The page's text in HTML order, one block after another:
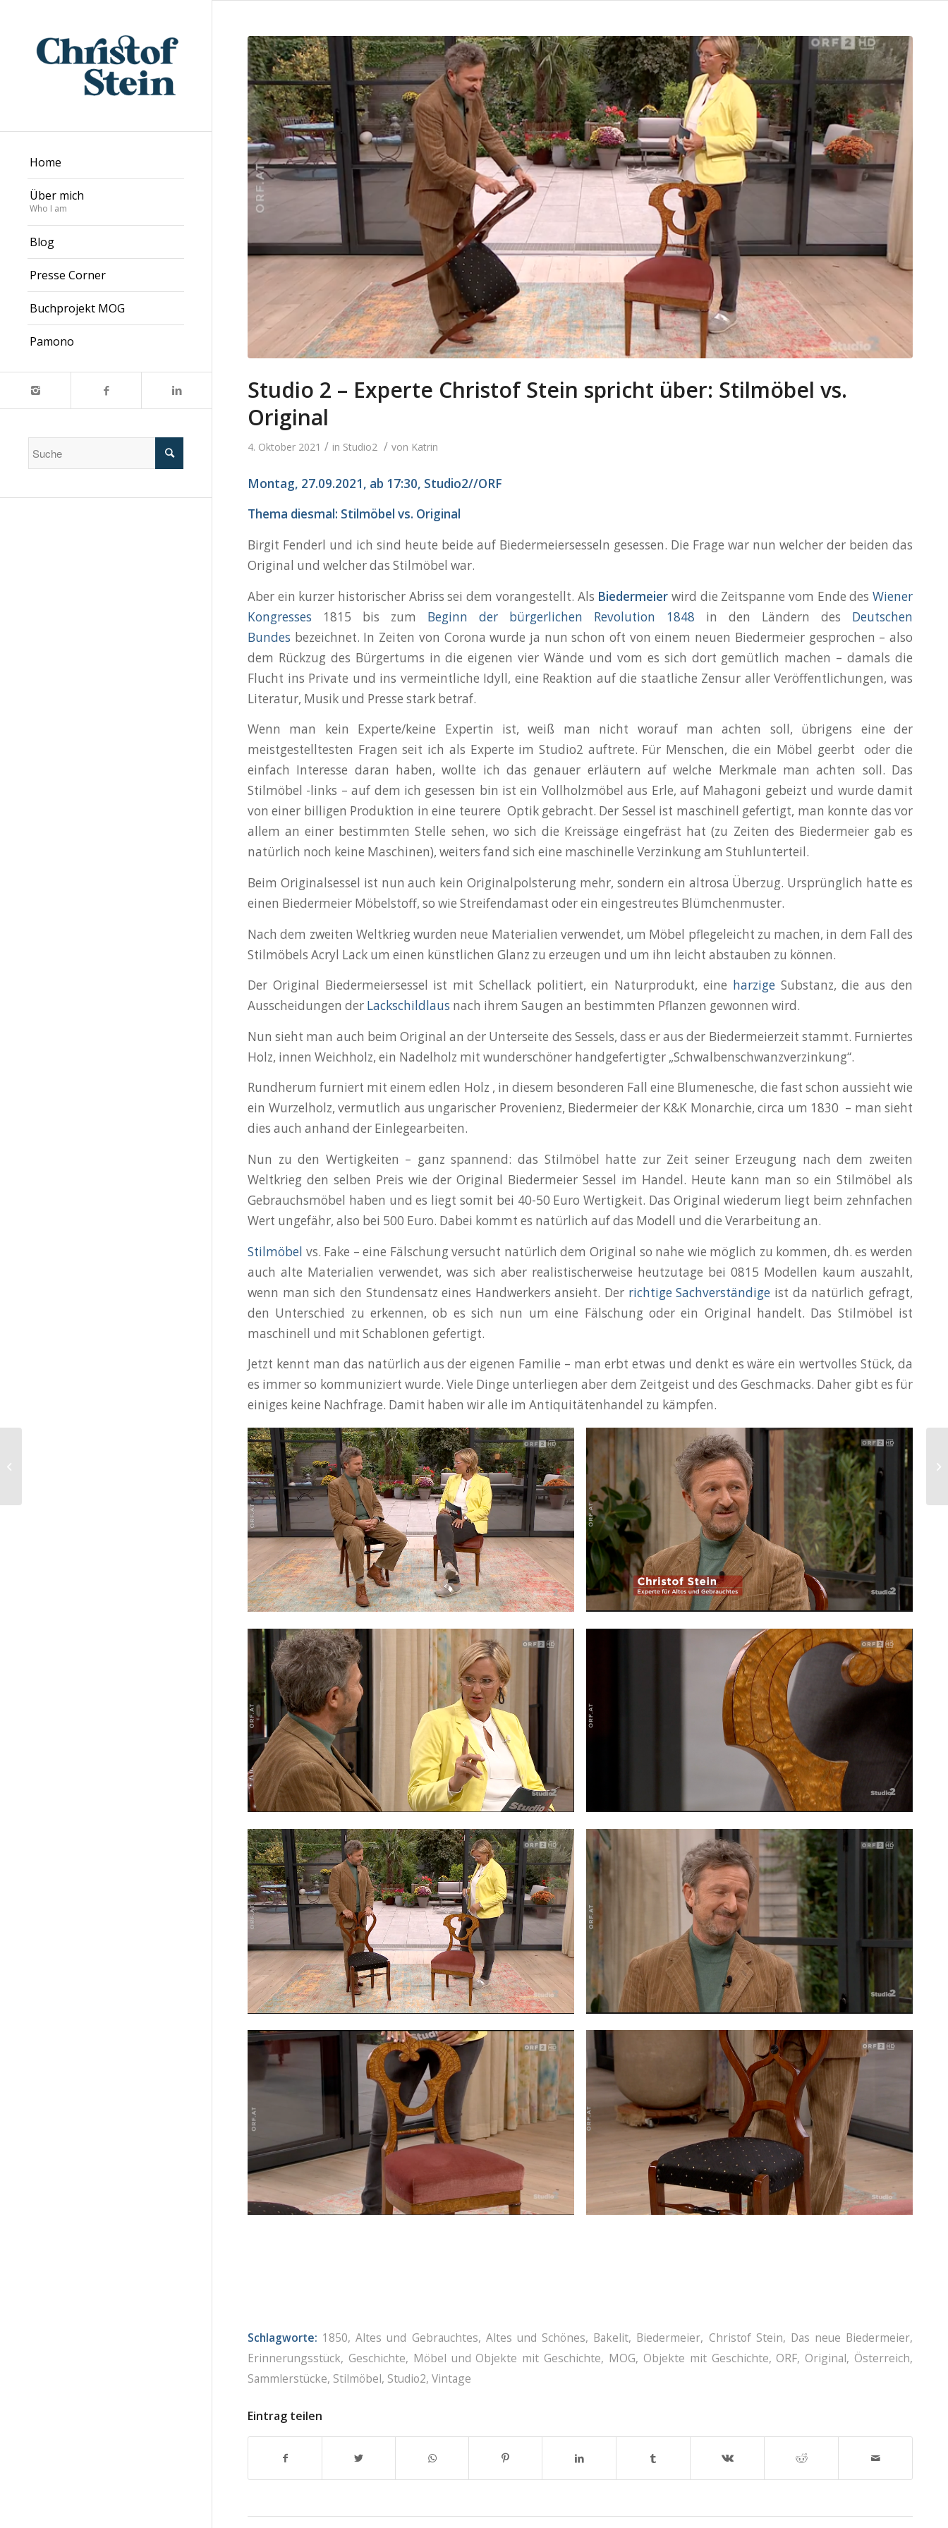
Home
Über mich
Who I am
Blog
Presse Corner
Buchprojekt MOG
Pamono
Studio 2 – Experte Christof Stein spricht über: Stilmöbel vs.
Original
4. Oktober 2021 / in Studio2 / von Katrin
Montag, 27.09.2021, ab 17:30, Studio2//ORF
Thema diesmal: Stilmöbel vs. Original
Birgit Fenderl und ich sind heute beide auf Biedermeiersesseln gesessen. Die Frage war nun welcher der beiden das
Original und welcher das Stilmöbel war.
Aber ein kurzer historischer Abriss sei dem vorangestellt. Als Biedermeier wird die Zeitspanne vom Ende des Wiener
Kongresses 1815 bis zum Beginn der bürgerlichen Revolution 1848 in den Ländern des Deutschen
Bundes bezeichnet. In Zeiten von Corona wurde ja nun schon oft von einem neuen Biedermeier gesprochen – also
dem Rückzug des Bürgertums in die eigenen vier Wände und vom es sich dort gemütlich machen – damals die
Flucht ins Private und ins vermeintliche Idyll, eine Reaktion auf die staatliche Zensur aller Veröffentlichungen, was
Literatur, Musik und Presse stark betraf.
Wenn man kein Experte/keine Expertin ist, weiß man nicht worauf man achten soll, übrigens eine der
meistgestelltesten Fragen seit ich als Experte im Studio2 auftrete. Für Menschen, die ein Möbel geerbt oder die
einfach Interesse daran haben, wollte ich das genauer erläutern auf welche Merkmale man achten soll. Das
Stilmöbel -links – auf dem ich gesessen bin ist ein Vollholzmöbel aus Erle, auf Mahagoni gebeizt und wurde damit
von einer billigen Produktion in eine teurere Optik gebracht. Der Sessel ist maschinell gefertigt, man konnte das vor
allem an einer bestimmten Stelle sehen, wo sich die Kreissäge eingefräst hat (zu Zeiten des Biedermeier gab es
natürlich noch keine Maschinen), weiters fand sich eine maschinelle Verzinkung am Stuhlunterteil.
Beim Originalsessel ist nun auch kein Originalpolsterung mehr, sondern ein altrosa Überzug. Ursprünglich hatte es
einen Biedermeier Möbelstoff, so wie Streifendamast oder ein eingestreutes Blümchenmuster.
Nach dem zweiten Weltkrieg wurden neue Materialien verwendet, um Möbel pflegeleicht zu machen, in dem Fall des
Stilmöbels Acryl Lack um einen künstlichen Glanz zu erzeugen und um ihn leicht abstauben zu können.
Der Original Biedermeiersessel ist mit Schellack politiert, ein Naturprodukt, eine harzigeSubstanz, die aus den
Ausscheidungen der Lackschildlaus nach ihrem Saugen an bestimmten Pflanzen gewonnen wird.
Nun sieht man auch beim Original an der Unterseite des Sessels, dass er aus der Biedermeierzeit stammt. Furniertes
Holz, innen Weichholz, ein Nadelholz mit wunderschöner handgefertigter „Schwalbenschwanzverzinkung“.
Rundherum furniert mit einem edlen Holz , in diesem besonderen Fall eine Blumenesche, die fast schon aussieht wie
ein Wurzelholz, vermutlich aus ungarischer Provenienz, Biedermeier der K&K Monarchie, circa um 1830 – man sieht
dies auch anhand der Einlegearbeiten.
Nun zu den Wertigkeiten – ganz spannend: das Stilmöbel hatte zur Zeit seiner Erzeugung nach dem zweiten
Weltkrieg den selben Preis wie der Original Biedermeier Sessel im Handel. Heute kann man so ein Stilmöbel als
Gebrauchsmöbel haben und es liegt somit bei 40-50 Euro Wertigkeit. Das Original wiederum liegt beim zehnfachen
Wert ungefähr, also bei 500 Euro. Dabei kommt es natürlich auf das Modell und die Verarbeitung an.
Stilmöbel vs. Fake – eine Fälschung versucht natürlich dem Original so nahe wie möglich zu kommen, dh. es werden
auch alte Materialien verwendet, was sich aber realistischerweise heutzutage bei 0815 Modellen kaum auszahlt,
wenn man sich den Stundensatz eines Handwerkers ansieht. Der richtige Sachverständige ist da natürlich gefragt,
den Unterschied zu erkennen, ob es sich nun um eine Fälschung oder ein Original handelt. Das Stilmöbel ist
maschinell und mit Schablonen gefertigt.
Jetzt kennt man das natürlich aus der eigenen Familie – man erbt etwas und denkt es wäre ein wertvolles Stück, da
es immer so kommuniziert wurde. Viele Dinge unterliegen aber dem Zeitgeist und des Geschmacks. Daher gibt es für
einiges keine Nachfrage. Damit haben wir alle im Antiquitätenhandel zu kämpfen.
Schlagworte: 1850,Altes und Gebrauchtes, Altes und Schönes, Bakelit, Biedermeier, Christof Stein, Das neue Biedermeier,
Erinnerungsstück, Geschichte, Möbel und Objekte mit Geschichte, MOG, Objekte mit Geschichte, ORF, Original, Österreich,
Sammlerstücke, Stilmöbel, Studio2, Vintage
Eintrag teilen